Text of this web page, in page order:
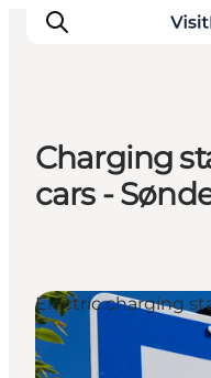
Inspiration
Planera resan
Charging
cars -
Electric charging